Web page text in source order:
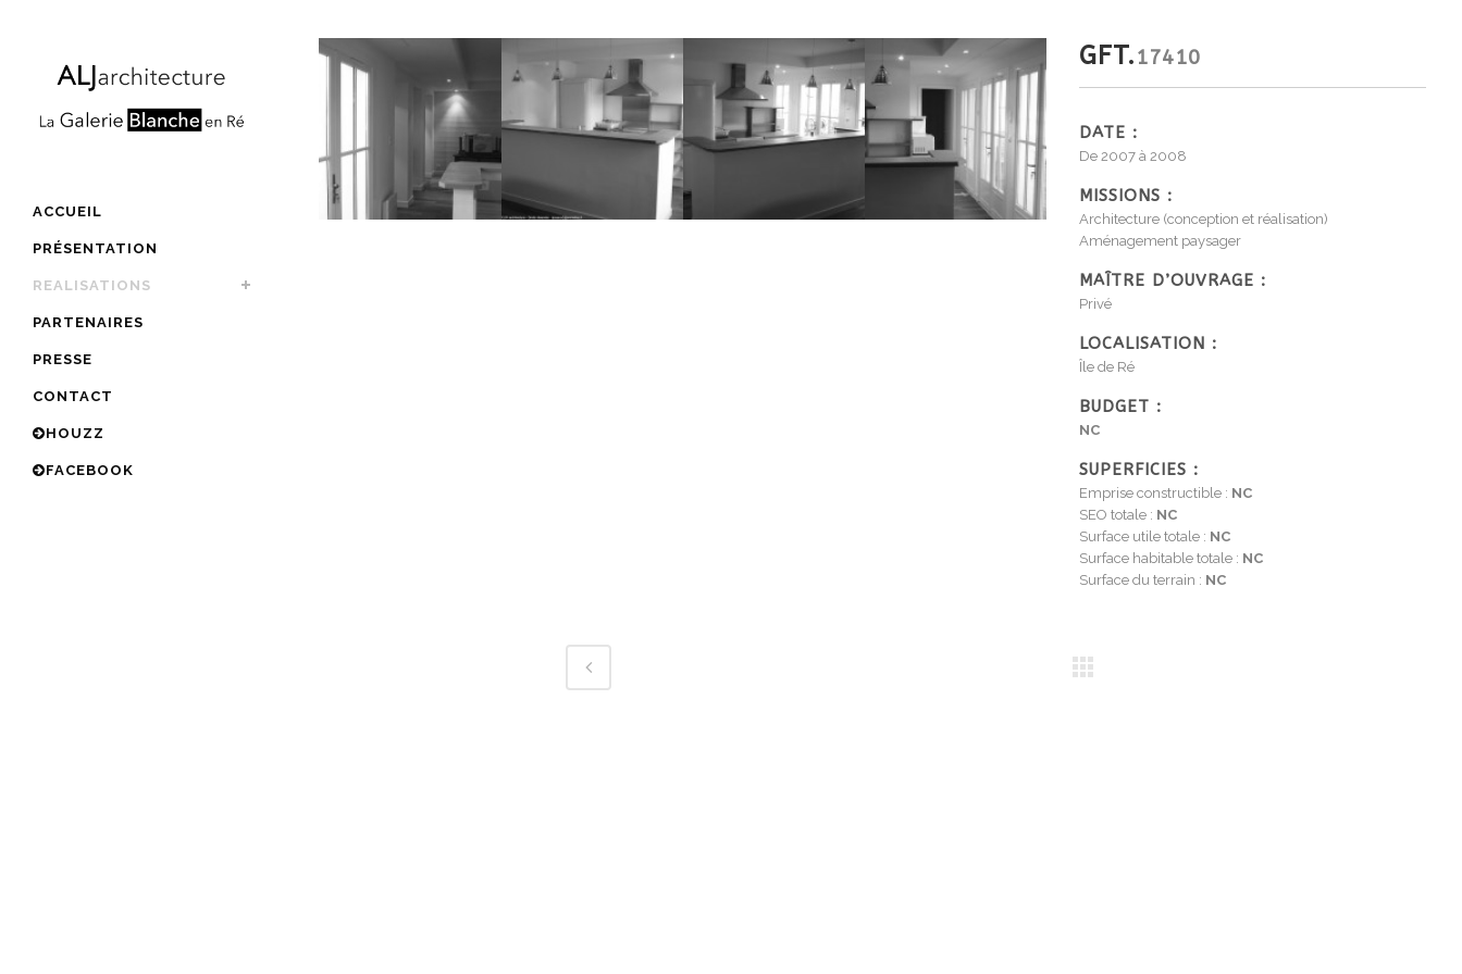
ACCUEIL
PRÉSENTATION
REALISATIONS
PARTENAIRES
PRESSE
CONTACT
HOUZZ
FACEBOOK
GFT.17410
DATE :
De 2007 à 2008
MISSIONS :
Architecture (conception et réalisation)
Aménagement paysager
MAÎTRE D’OUVRAGE :
Privé
LOCALISATION :
Île de Ré
BUDGET :
NC
SUPERFICIES :
Emprise constructible : NC
SEO totale : NC
Surface utile totale : NC
Surface habitable totale : NC
Surface du terrain : NC